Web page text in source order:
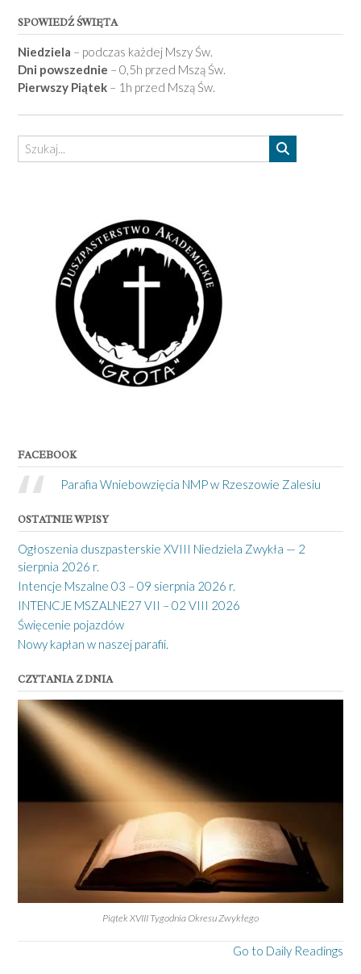
SPOWIEDŹ ŚWIĘTA
Niedziela – podczas każdej Mszy Św.
Dni powszednie – 0,5h przed Mszą Św.
Pierwszy Piątek – 1h przed Mszą Św.
FACEBOOK
Parafia Wniebowzięcia NMP w Rzeszowie Zalesiu
OSTATNIE WPISY
Ogłoszenia duszpasterskie XVIII Niedziela Zwykła — 2
sierpnia 2026 r.
Intencje Mszalne 03 – 09 sierpnia 2026 r.
INTENCJE MSZALNE27 VII – 02 VIII 2026
Święcenie pojazdów
Nowy kapłan w naszej parafii.
CZYTANIA Z DNIA
Piątek XVIII Tygodnia Okresu Zwykłego
Go to Daily Readings